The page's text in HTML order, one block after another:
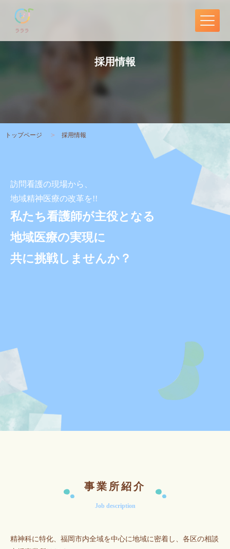
採用情報
トップページ 採用情報
訪問看護の現場から、
地域精神医療の改革を!!
私たち看護師が主役となる
地域医療の実現に
共に挑戦しませんか？
事業所紹介
Job description
精神科に特化、福岡市内全域を中心に地域に密着し、各区の相談